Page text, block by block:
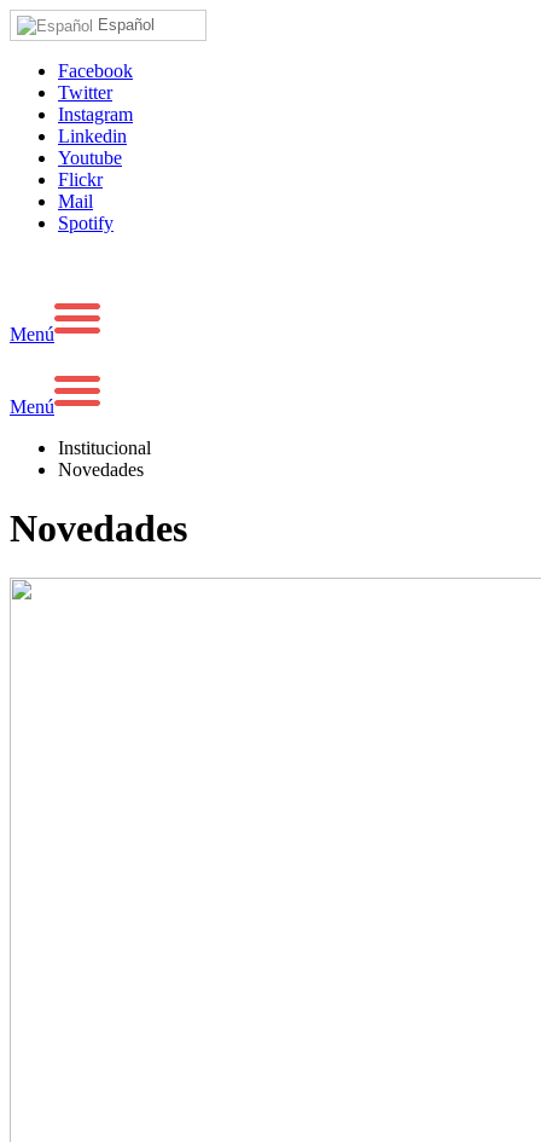
Español
Facebook
Twitter
Instagram
Linkedin
Youtube
Flickr
Mail
Spotify
Menú
Menú
Institucional
Novedades
Novedades